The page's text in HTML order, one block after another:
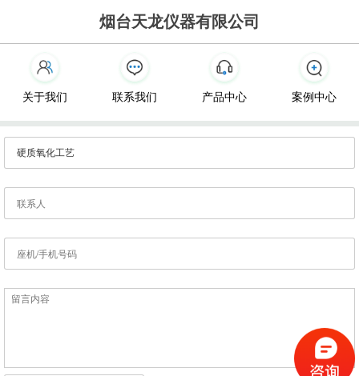
烟台天龙仪器有限公司
关于我们 联系我们 产品中心 案例中心